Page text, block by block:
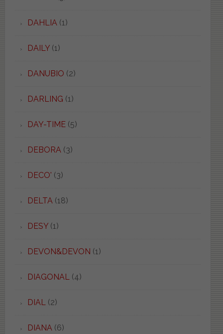
DAHLIA (1)
DAILY(1)
DANUBIO (2)
DARLING (1)
DAY-TIME(5)
DEBORA (3)
DECO' (3)
DELTA (18)
DESY(1)
DEVON&DEVON (1)
DIAGONAL (4)
DIAL (2)
DIANA (6)